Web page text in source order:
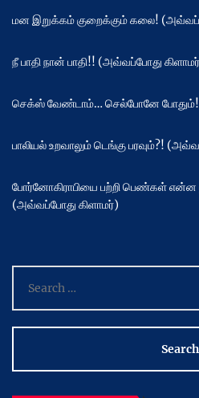
மன இறுக்கம் குறைக்கும் கலை!
நீ பாதி நான் பாதி!! (அவ்வப்போது
செக்ஸ் வேண்டாம்… செல்போனே
பாலியல் உறவாலும் டெங்கு பரவும்?!
போர்னோகிராபியை பற்றி பெண்கள் என்ன
(அவ்வப்போது கிளாமர்)
for: